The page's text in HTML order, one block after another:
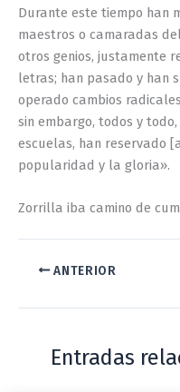
Durante este tiempo han
maestros o camaradas
otros genios, justamente
letras; han pasado y han
operado cambios
sin embargo, todos y
escuelas, han reservado
popularidad y la gloria».
Zorrilla iba camino de
ANTERIOR
Entradas